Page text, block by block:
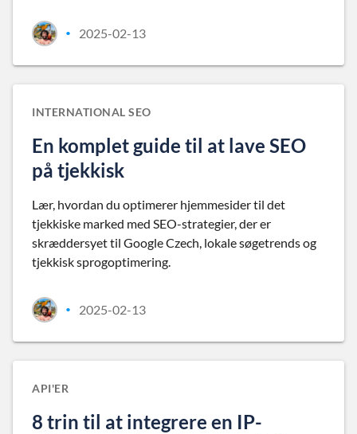
• 2025-02-13
INTERNATIONAL SEO
En komplet guide til at lave SEO
på tjekkisk
Lær, hvordan du optimerer hjemmesider til det
tjekkiske marked med SEO-strategier, der er
skræddersyet til Google Czech, lokale søgetrends og
tjekkisk sprogoptimering.
• 2025-02-13
API'ER
8 trin til at integrere en IP-